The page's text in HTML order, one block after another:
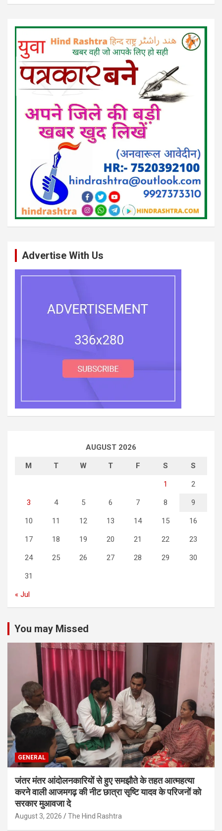
Advertise With Us
AUGUST 2026
M T W T F S S
1 2
3 4 5 6 7 8 9
10 11 12 13 14 15 16
17 18 19 20 21 22 23
24 25 26 27 28 29 30
31
« Jul
You may Missed
GENERAL
जंतर मंतर आंदोलनकारियों से हुए समझौते के तहत आत्महत्या
करने वाली आजमगढ़ की नीट छात्रा सृष्टि यादव के परिजनों को
सरकार मुआवजा दे
August 3, 2026 The Hind Rashtra